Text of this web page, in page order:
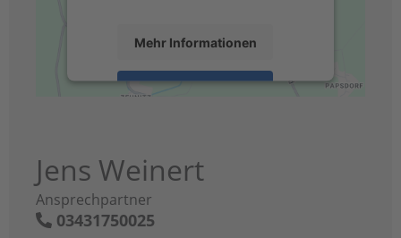
Mehr Informationen
Akzeptieren
Jens Weinert
Ansprechpartner
03431750025